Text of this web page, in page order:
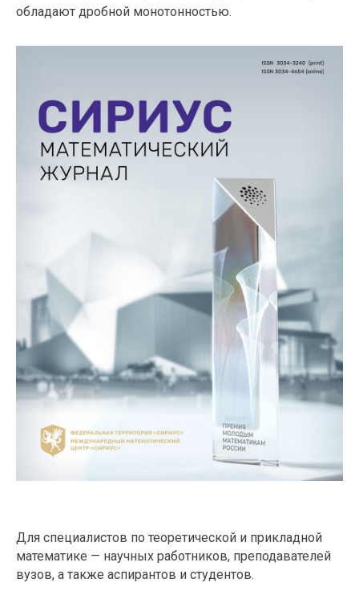
обладают дробной монотонностью.
Для специалистов по теоретической и прикладной
математике — научных работников, преподавателей
вузов, а также аспирантов и студентов.